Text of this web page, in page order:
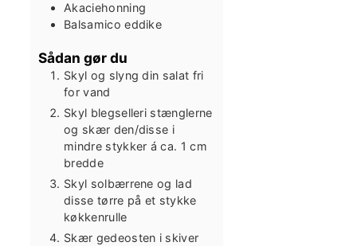
Akaciehonning
Balsamico eddike
Sådan gør du
Skyl og slyng din salat fri
for vand
Skyl blegselleri stænglerne
og skær den/disse i
mindre stykker á ca. 1 cm
bredde
Skyl solbærrene og lad
disse tørre på et stykke
køkkenrulle
Skær gedeosten i skiver